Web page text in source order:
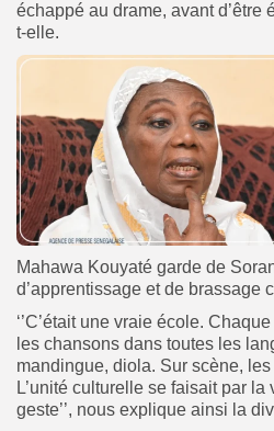
échappé au drame, avant d’être
t-elle.
Mahawa Kouyaté garde de
d’apprentissage et de brassage
‘’C’était une vraie école.
les chansons dans toutes les
mandingue, diola. Sur scène, les
L’unité culturelle se faisait par la
geste’’, nous explique ainsi la